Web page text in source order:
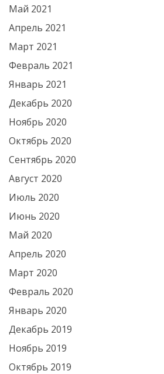
Май 2021
Апрель 2021
Март 2021
Февраль 2021
Январь 2021
Декабрь 2020
Ноябрь 2020
Октябрь 2020
Сентябрь 2020
Август 2020
Июль 2020
Июнь 2020
Май 2020
Апрель 2020
Март 2020
Февраль 2020
Январь 2020
Декабрь 2019
Ноябрь 2019
Октябрь 2019